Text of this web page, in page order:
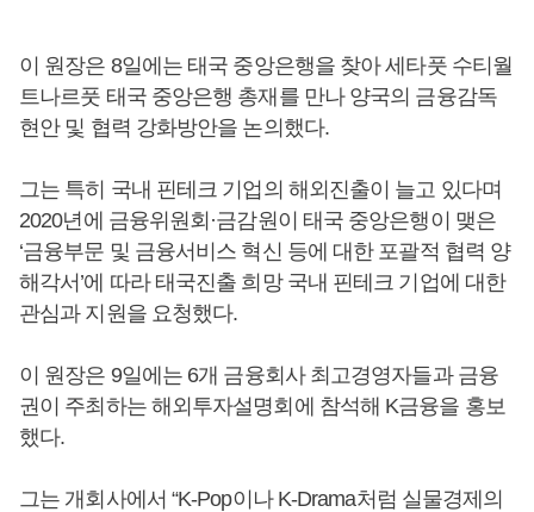
이 원장은 8일에는 태국 중앙은행을 찾아 세타풋 수티월
트나르풋 태국 중앙은행 총재를 만나 양국의 금융감독
현안 및 협력 강화방안을 논의했다.
그는 특히 국내 핀테크 기업의 해외진출이 늘고 있다며
2020년에 금융위원회·금감원이 태국 중앙은행이 맺은
‘금융부문 및 금융서비스 혁신 등에 대한 포괄적 협력 양
해각서’에 따라 태국진출 희망 국내 핀테크 기업에 대한
관심과 지원을 요청했다.
이 원장은 9일에는 6개 금융회사 최고경영자들과 금융
권이 주최하는 해외투자설명회에 참석해 K금융을 홍보
했다.
그는 개회사에서 “K-Pop이나 K-Drama처럼 실물경제의